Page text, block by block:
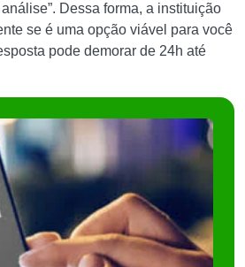
Dessa forma, a instituição
se é uma opção viável para você
pode demorar de 24h até